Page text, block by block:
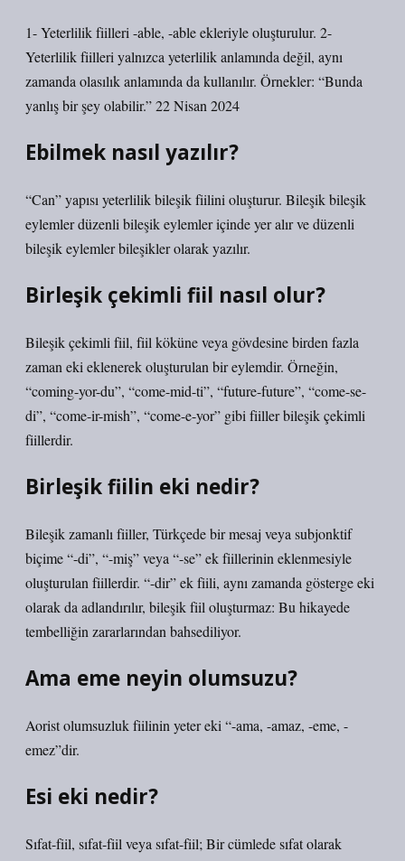
1- Yeterlilik fiilleri -able, -able ekleriyle oluşturulur. 2-
Yeterlilik fiilleri yalnızca yeterlilik anlamında değil, aynı
zamanda olasılık anlamında da kullanılır. Örnekler: “Bunda
yanlış bir şey olabilir.” 22 Nisan 2024
Ebilmek nasıl yazılır?
“Can” yapısı yeterlilik bileşik fiilini oluşturur. Bileşik bileşik
eylemler düzenli bileşik eylemler içinde yer alır ve düzenli
bileşik eylemler bileşikler olarak yazılır.
Birleşik çekimli fiil nasıl olur?
Bileşik çekimli fiil, fiil köküne veya gövdesine birden fazla
zaman eki eklenerek oluşturulan bir eylemdir. Örneğin,
“coming-yor-du”, “come-mid-ti”, “future-future”, “come-se-
di”, “come-ir-mish”, “come-e-yor” gibi fiiller bileşik çekimli
fiillerdir.
Birleşik fiilin eki nedir?
Bileşik zamanlı fiiller, Türkçede bir mesaj veya subjonktif
biçime “-di”, “-miş” veya “-se” ek fiillerinin eklenmesiyle
oluşturulan fiillerdir. “-dir” ek fiili, aynı zamanda gösterge eki
olarak da adlandırılır, bileşik fiil oluşturmaz: Bu hikayede
tembelliğin zararlarından bahsediliyor.
Ama eme neyin olumsuzu?
Aorist olumsuzluk fiilinin yeter eki “-ama, -amaz, -eme, -
emez”dir.
Esi eki nedir?
Sıfat-fiil, sıfat-fiil veya sıfat-fiil; Bir cümlede sıfat olarak